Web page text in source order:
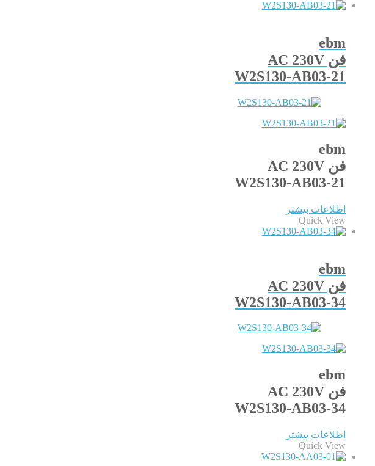
ebm
فن AC 230V
W2S130-AB03-21
ebm
فن AC 230V
W2S130-AB03-21
اطلاعات بیشتر
Quick View
ebm
فن AC 230V
W2S130-AB03-34
ebm
فن AC 230V
W2S130-AB03-34
اطلاعات بیشتر
Quick View